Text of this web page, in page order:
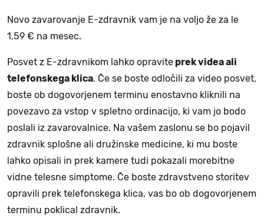
Novo zavarovanje E-zdravnik vam je na voljo že za le
1,59 € na mesec.
Posvet z E-zdravnikom lahko opravite prek videa ali
telefonskega klica. Če se boste odločili za video posvet,
boste ob dogovorjenem terminu enostavno kliknili na
povezavo za vstop v spletno ordinacijo, ki vam jo bodo
poslali iz zavarovalnice. Na vašem zaslonu se bo pojavil
zdravnik splošne ali družinske medicine, ki mu boste
lahko opisali in prek kamere tudi pokazali morebitne
vidne telesne simptome. Če boste zdravstveno storitev
opravili prek telefonskega klica, vas bo ob dogovorjenem
terminu poklical zdravnik.